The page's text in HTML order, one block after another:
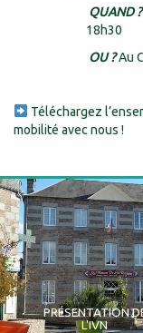
QUAND ?
18h30
OU ?Au
Téléchargez
mobilité avec nous !
PRÉSENTATION
L'IVN